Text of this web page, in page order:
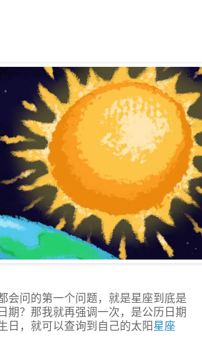
会问的第一个问题，就是星座到底是
期？那我就再强调一次，是公历日期
日，就可以查询到自己的太阳星座